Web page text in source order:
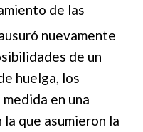
de las
nuevamente
de un
huelga, los
en una
que asumieron la